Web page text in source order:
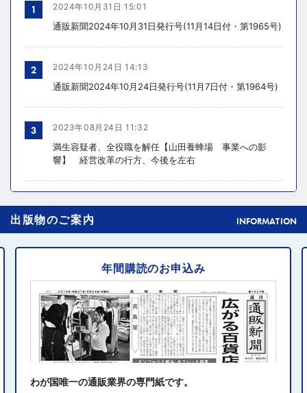
1 2024年10月31日 15:01
通販新聞2024年10月31日発行号(11月14日付・第1965号)
2 2024年10月24日 14:13
通販新聞2024年10月24日発行号(11月7日付・第1964号)
3 2023年08月24日 11:32
満生容疑者、全役職を解任【山田養蜂場 事業への影
響】 経営改革の行方、今後を左右
4
元ディノスの石川森生氏、ECのプロフェッショナルらの
共助型ネットワーク組織立ち上げ
2024年10月31日 14:10
消費者庁、美容液通販に特定商取引法違反で9カ月の業務
停止命令
2024年10月31日 14:32
り込み
出版物のご案内 INFORMATION
年間購読のお申込み
わが国唯一の通販業界の専門紙です。